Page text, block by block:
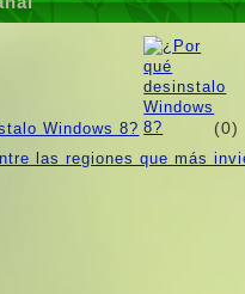
Windows 8? (0)
las regiones que más